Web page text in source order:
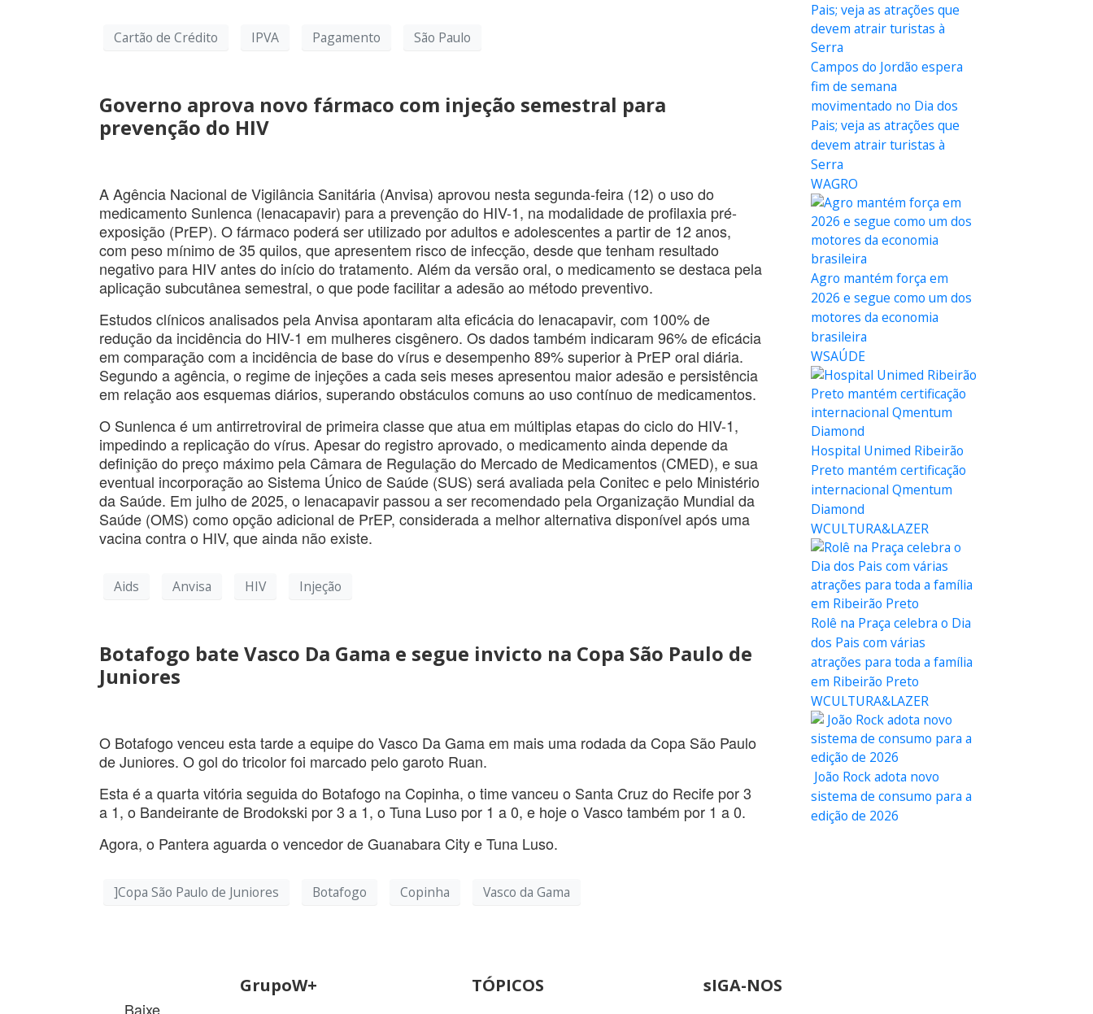
Cartão de Crédito IPVA Pagamento São Paulo
Governo aprova novo fármaco com injeção semestral para
prevenção do HIV
A Agência Nacional de Vigilância Sanitária (Anvisa) aprovou nesta segunda-feira (12) o uso do
medicamento Sunlenca (lenacapavir) para a prevenção do HIV-1, na modalidade de profilaxia pré-
exposição (PrEP). O fármaco poderá ser utilizado por adultos e adolescentes a partir de 12 anos,
com peso mínimo de 35 quilos, que apresentem risco de infecção, desde que tenham resultado
negativo para HIV antes do início do tratamento. Além da versão oral, o medicamento se destaca pela
aplicação subcutânea semestral, o que pode facilitar a adesão ao método preventivo.
Estudos clínicos analisados pela Anvisa apontaram alta eficácia do lenacapavir, com 100% de
redução da incidência do HIV-1 em mulheres cisgênero. Os dados também indicaram 96% de eficácia
em comparação com a incidência de base do vírus e desempenho 89% superior à PrEP oral diária.
Segundo a agência, o regime de injeções a cada seis meses apresentou maior adesão e persistência
em relação aos esquemas diários, superando obstáculos comuns ao uso contínuo de medicamentos.
O Sunlenca é um antirretroviral de primeira classe que atua em múltiplas etapas do ciclo do HIV-1,
impedindo a replicação do vírus. Apesar do registro aprovado, o medicamento ainda depende da
definição do preço máximo pela Câmara de Regulação do Mercado de Medicamentos (CMED), e sua
eventual incorporação ao Sistema Único de Saúde (SUS) será avaliada pela Conitec e pelo Ministério
da Saúde. Em julho de 2025, o lenacapavir passou a ser recomendado pela Organização Mundial da
Saúde (OMS) como opção adicional de PrEP, considerada a melhor alternativa disponível após uma
vacina contra o HIV, que ainda não existe.
Aids Anvisa HIV Injeção
Botafogo bate Vasco Da Gama e segue invicto na Copa São Paulo de
Juniores
O Botafogo venceu esta tarde a equipe do Vasco Da Gama em mais uma rodada da Copa São Paulo
de Juniores. O gol do tricolor foi marcado pelo garoto Ruan.
Esta é a quarta vitória seguida do Botafogo na Copinha, o time vanceu o Santa Cruz do Recife por 3
a 1, o Bandeirante de Brodokski por 3 a 1, o Tuna Luso por 1 a 0, e hoje o Vasco também por 1 a 0.
Agora, o Pantera aguarda o vencedor de Guanabara City e Tuna Luso.
]Copa São Paulo de Juniores Botafogo Copinha Vasco da Gama
Campos do Jordão espera
fim de semana
movimentado no Dia dos
Pais; veja as atrações que
devem atrair turistas à
Serra
WAGRO
Agro mantém força em
2026 e segue como um dos
motores da economia
brasileira
WSAÚDE
Hospital Unimed Ribeirão
Preto mantém certificação
internacional Qmentum
Diamond
WCULTURA&LAZER
Rolê na Praça celebra o Dia
dos Pais com várias
atrações para toda a família
em Ribeirão Preto
WCULTURA&LAZER
João Rock adota novo
sistema de consumo para a
edição de 2026
Baixe
GrupoW+ TÓPICOS sIGA-NOS